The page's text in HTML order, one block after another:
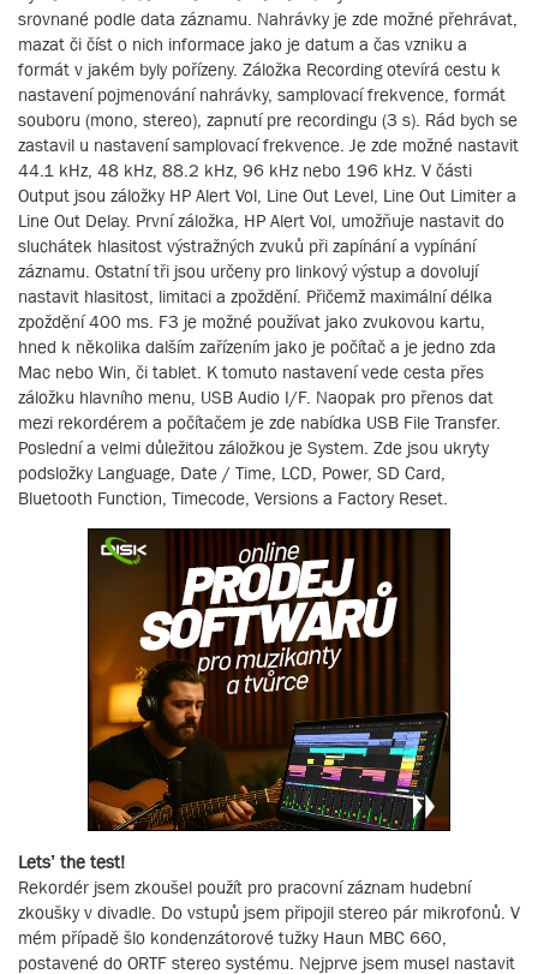
srovnané podle data záznamu. Nahrávky je zde možné přehrávat,
mazat či číst o nich informace jako je datum a čas vzniku a
formát v jakém byly pořízeny. Záložka Recording otevírá cestu k
nastavení pojmenování nahrávky, samplovací frekvence, formát
souboru (mono, stereo), zapnutí pre recordingu (3 s). Rád bych se
zastavil u nastavení samplovací frekvence. Je zde možné nastavit
44.1 kHz, 48 kHz, 88.2 kHz, 96 kHz nebo 196 kHz. V části
Output jsou záložky HP Alert Vol, Line Out Level, Line Out Limiter a
Line Out Delay. První záložka, HP Alert Vol, umožňuje nastavit do
sluchátek hlasitost výstražných zvuků při zapínání a vypínání
záznamu. Ostatní tři jsou určeny pro linkový výstup a dovolují
nastavit hlasitost, limitaci a zpoždění. Přičemž maximální délka
zpoždění 400 ms. F3 je možné používat jako zvukovou kartu,
hned k několika dalším zařízením jako je počítač a je jedno zda
Mac nebo Win, či tablet. K tomuto nastavení vede cesta přes
záložku hlavního menu, USB Audio I/F. Naopak pro přenos dat
mezi rekordérem a počítačem je zde nabídka USB File Transfer.
Poslední a velmi důležitou záložkou je System. Zde jsou ukryty
podsložky Language, Date / Time, LCD, Power, SD Card,
Bluetooth Function, Timecode, Versions a Factory Reset.
Lets’ the test!
Rekordér jsem zkoušel použít pro pracovní záznam hudební
zkoušky v divadle. Do vstupů jsem připojil stereo pár mikrofonů. V
mém případě šlo kondenzátorové tužky Haun MBC 660,
postavené do ORTF stereo systému. Nejprve jsem musel nastavit